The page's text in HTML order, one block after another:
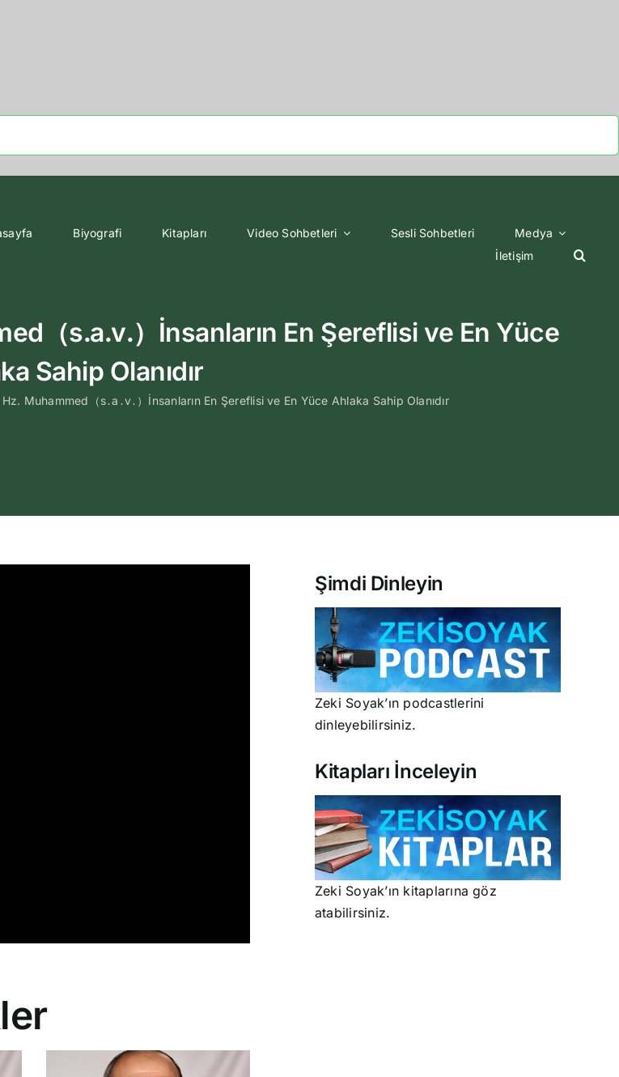
Biyografi Kitapları Video Sohbetleri Sesli Sohbetleri
Medya
İletişim
（s․a․v․）İnsanların En Şereflisi ve En Yüce
Sahip Olanıdır
Muhammed（s․a․v․）İnsanların En Şereflisi ve En Yüce Ahlaka Sahip Olanıdır
Şimdi Dinleyin
Zeki Soyak’ın podcastlerini
dinleyebilirsiniz.
Kitapları İnceleyin
Zeki Soyak’ın kitaplarına göz
atabilirsiniz.